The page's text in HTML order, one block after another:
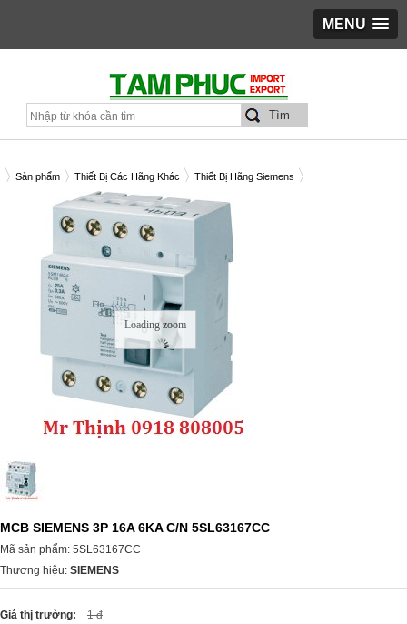
MENU
Sản phẩm Thiết Bị Các Hãng Khác
Thiết Bị Hãng Siemens
SIEMENS 3P 16A 6KA C/N 5SL63167CC
Loading zoom
MCB SIEMENS 3P 16A 6KA C/N 5SL63167CC
Mã sản phẩm: 5SL63167CC
Thương hiệu: SIEMENS
Giá thị trường:
1 đ